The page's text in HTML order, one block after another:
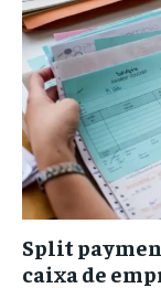
Split
caixa de